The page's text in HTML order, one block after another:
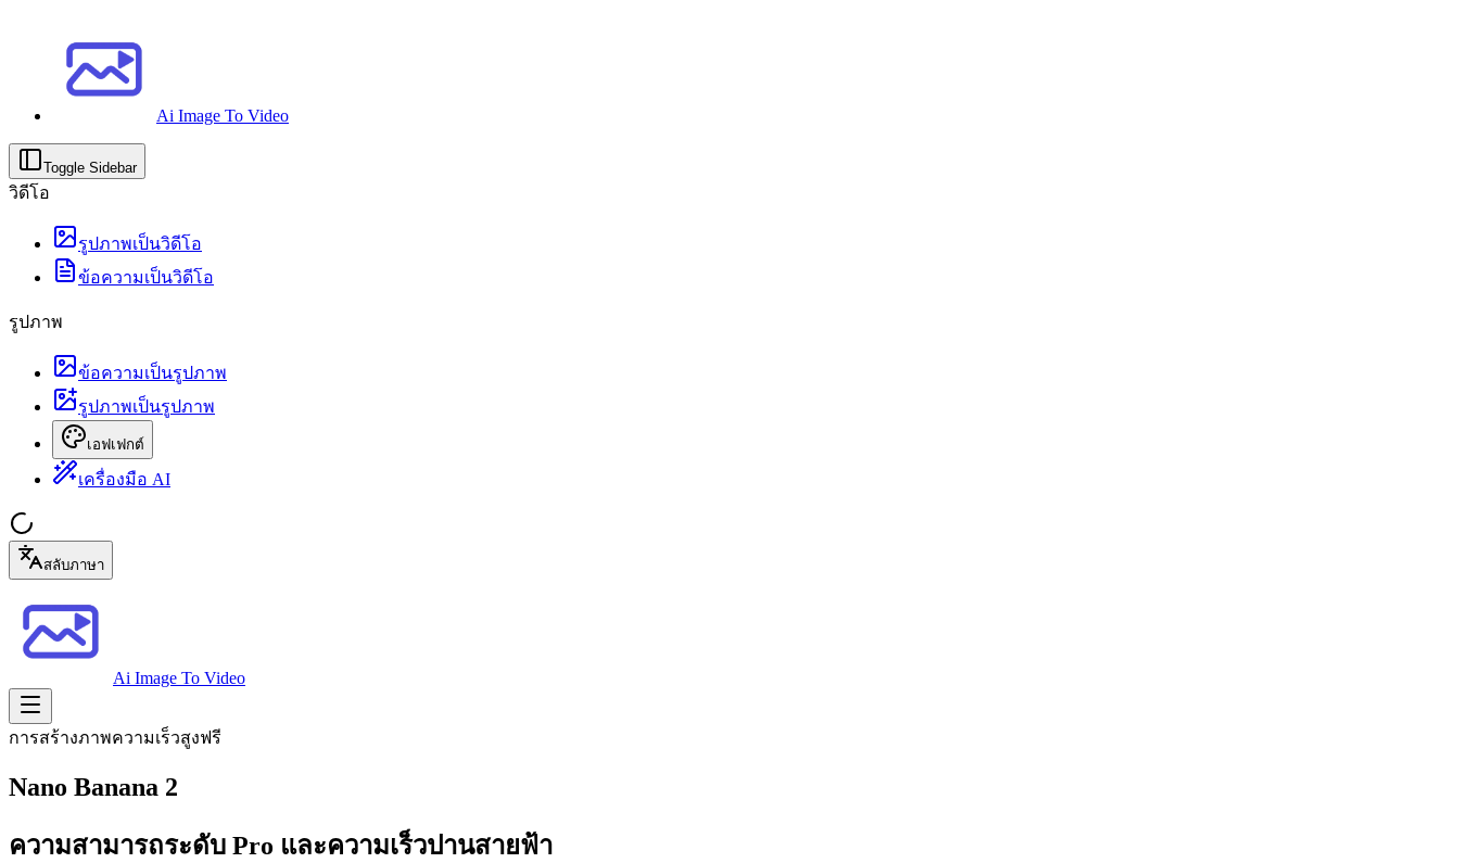
Ai Image To Video
Toggle Sidebar
วิดีโอ
รูปภาพเป็นวิดีโอ
ข้อความเป็นวิดีโอ
รูปภาพ
ข้อความเป็นรูปภาพ
รูปภาพเป็นรูปภาพ
เอฟเฟกต์
เครื่องมือ AI
สลับภาษา
Ai Image To Video
การสร้างภาพความเร็วสูงฟรี
Nano Banana 2
ความสามารถระดับ Pro และความเร็วปานสายฟ้า